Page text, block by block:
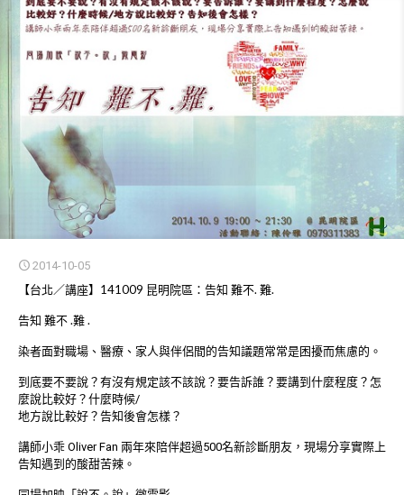
2014-10-05
【台北／講座】141009 昆明院區：告知 難不. 難.
告知 難不 .難 .
染者面對職場、醫療、家人與伴侶間的告知議題常常是困擾而焦慮的。
到底要不要說？有沒有規定該不該說？要告訴誰？要講到什麼程度？怎
麼說比較好？什麼時候/
地方說比較好？告知後會怎樣？
講師小乖 Oliver Fan 兩年來陪伴超過500名新診斷朋友，現場分享實際上
告知遇到的酸甜苦辣。